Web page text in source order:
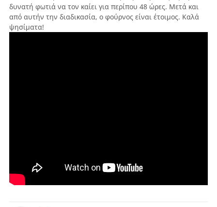
δυνατή φωτιά να τον καίει για περίπου 48 ώρες. Μετά και
από αυτήν την διαδικασία, ο φούρνος είναι έτοιμος. Καλά
ψησίματα!